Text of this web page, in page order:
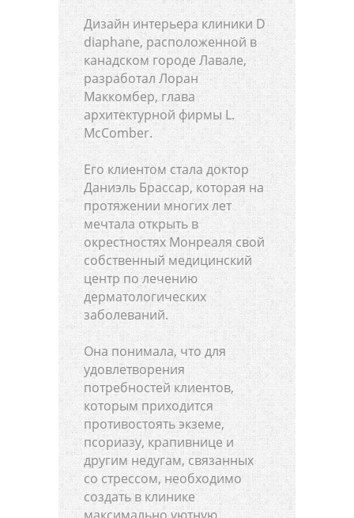
Дизайн интерьера клиники D
diaphane, расположенной в
канадском городе Лавале,
разработал Лоран
Маккомбер, глава
архитектурной фирмы L.
McComber.
Его клиентом стала доктор
Даниэль Брассар, которая на
протяжении многих лет
мечтала открыть в
окрестностях Монреаля свой
собственный медицинский
центр по лечению
дерматологических
заболеваний.
Она понимала, что для
удовлетворения
потребностей клиентов,
которым приходится
противостоять экземе,
псориазу, крапивнице и
другим недугам, связанных
со стрессом, необходимо
создать в клинике